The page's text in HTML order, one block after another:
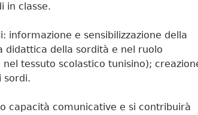
in classe.
e sensibilizzazione della
didattica della sordità e nel ruolo
tessuto scolastico tunisino);
sordi.
capacità comunicative e si contribuirà